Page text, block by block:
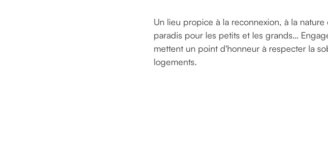
Un lieu propice à la reconnexion, à la
paradis pour les petits et les grands…
mettent un point d'honneur à respecter la
logements.